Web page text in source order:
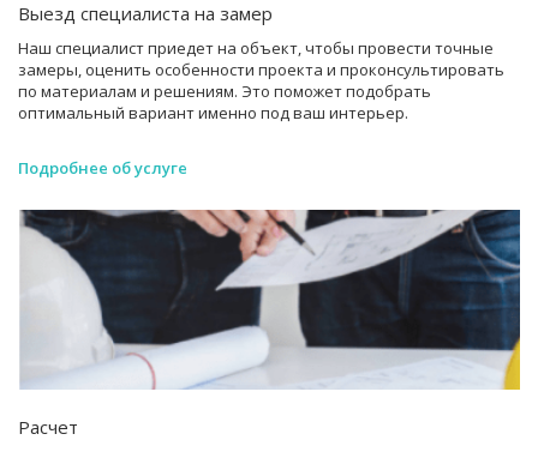
Выезд специалиста на замер
Наш специалист приедет на объект, чтобы провести точные
замеры, оценить особенности проекта и проконсультировать
по материалам и решениям. Это поможет подобрать
оптимальный вариант именно под ваш интерьер.
Подробнее об услуге
Расчет